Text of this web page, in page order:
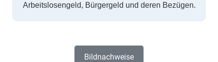
Arbeitslosengeld, Bürgergeld und deren Bezügen.
Bildnachweise